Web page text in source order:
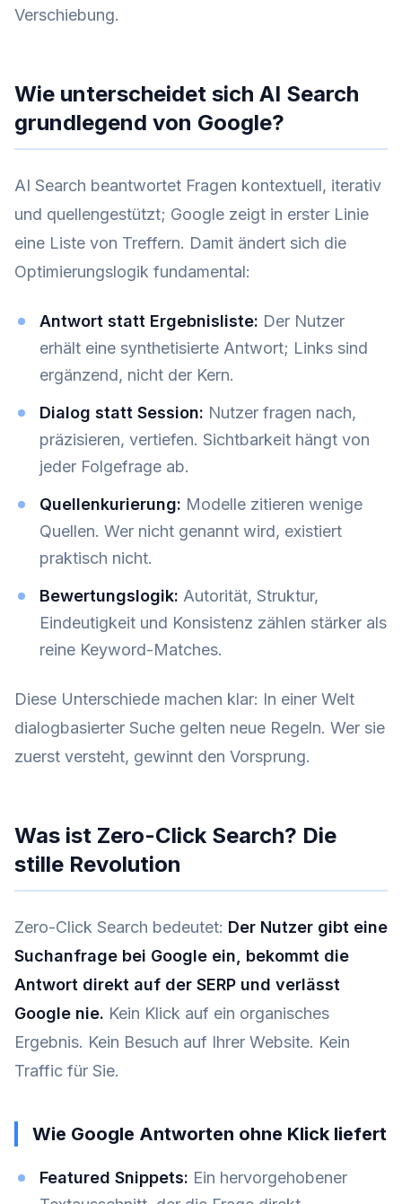
Verschiebung.
Wie unterscheidet sich AI Search
grundlegend von Google?
AI Search beantwortet Fragen kontextuell, iterativ
und quellengestützt; Google zeigt in erster Linie
eine Liste von Treffern. Damit ändert sich die
Optimierungslogik fundamental:
Antwort statt Ergebnisliste: Der Nutzer
erhält eine synthetisierte Antwort; Links sind
ergänzend, nicht der Kern.
Dialog statt Session: Nutzer fragen nach,
präzisieren, vertiefen. Sichtbarkeit hängt von
jeder Folgefrage ab.
Quellenkurierung: Modelle zitieren wenige
Quellen. Wer nicht genannt wird, existiert
praktisch nicht.
Bewertungslogik: Autorität, Struktur,
Eindeutigkeit und Konsistenz zählen stärker als
reine Keyword-Matches.
Diese Unterschiede machen klar: In einer Welt
dialogbasierter Suche gelten neue Regeln. Wer sie
zuerst versteht, gewinnt den Vorsprung.
Was ist Zero-Click Search? Die
stille Revolution
Zero-Click Search bedeutet: Der Nutzer gibt eine
Suchanfrage bei Google ein, bekommt die
Antwort direkt auf der SERP und verlässt
Google nie. Kein Klick auf ein organisches
Ergebnis. Kein Besuch auf Ihrer Website. Kein
Traffic für Sie.
Wie Google Antworten ohne Klick liefert
Featured Snippets: Ein hervorgehobener